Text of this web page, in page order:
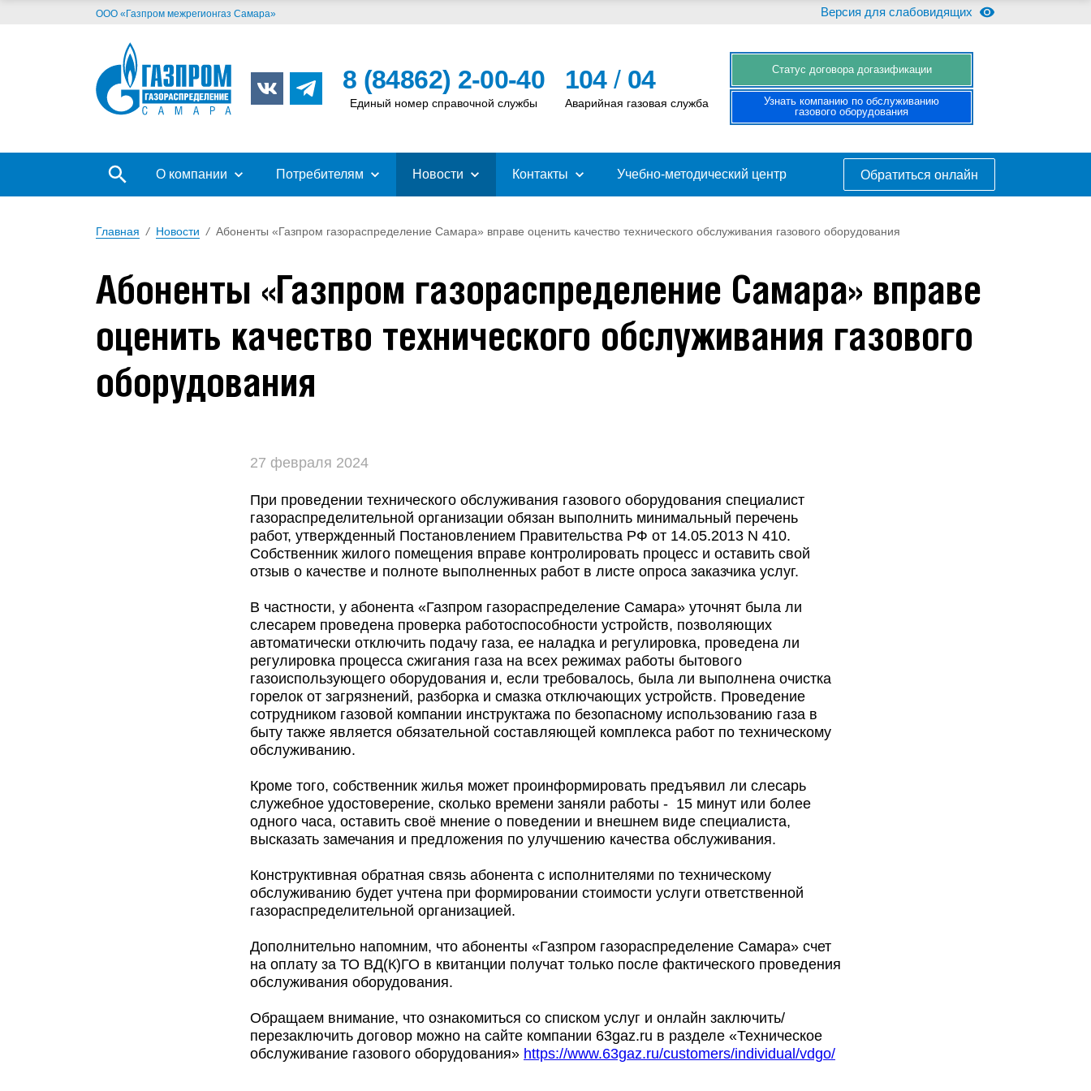
ООО «Газпром межрегионгаз Самара» Версия для слабовидящих
8 (84862) 2-00-40
Единый номер справочной службы
104/ 04
Аварийная газовая служба
Cтатус договора догазификации
Узнать компанию по обслуживанию
газового оборудования
О компании Потребителям Новости Контакты Учебно-методический центр Обратиться онлайн
Главная / Новости / Абоненты «Газпром газораспределение Самара» вправе оценить качество технического обслуживания газового оборудования
Абоненты «Газпром газораспределение Самара» вправе
оценить качество технического обслуживания газового
оборудования
27 февраля 2024
При проведении технического обслуживания газового оборудования специалист
газораспределительной организации обязан выполнить минимальный перечень
работ, утвержденный Постановлением Правительства РФ от 14.05.2013 N 410.
Собственник жилого помещения вправе контролировать процесс и оставить свой
отзыв о качестве и полноте выполненных работ в листе опроса заказчика услуг.
В частности, у абонента «Газпром газораспределение Самара» уточнят была ли
слесарем проведена проверка работоспособности устройств, позволяющих
автоматически отключить подачу газа, ее наладка и регулировка, проведена ли
регулировка процесса сжигания газа на всех режимах работы бытового
газоиспользующего оборудования и, если требовалось, была ли выполнена очистка
горелок от загрязнений, разборка и смазка отключающих устройств. Проведение
сотрудником газовой компании инструктажа по безопасному использованию газа в
быту также является обязательной составляющей комплекса работ по техническому
обслуживанию.
Кроме того, собственник жилья может проинформировать предъявил ли слесарь
служебное удостоверение, сколько времени заняли работы - 15 минут или более
одного часа, оставить своё мнение о поведении и внешнем виде специалиста,
высказать замечания и предложения по улучшению качества обслуживания.
Конструктивная обратная связь абонента с исполнителями по техническому
обслуживанию будет учтена при формировании стоимости услуги ответственной
газораспределительной организацией.
Дополнительно напомним, что абоненты «Газпром газораспределение Самара» счет
на оплату за ТО ВД(К)ГО в квитанции получат только после фактического проведения
обслуживания оборудования.
Обращаем внимание, что ознакомиться со списком услуг и онлайн заключить/
перезаключить договор можно на сайте компании 63gaz.ru в разделе «Техническое
обслуживание газового оборудования» https://www.63gaz.ru/customers/individual/vdgo/